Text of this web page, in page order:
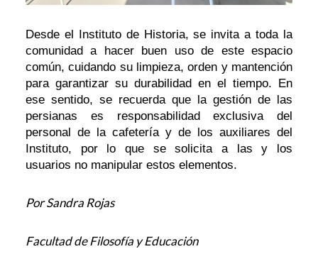
Desde el Instituto de Historia, se invita a toda la
comunidad a hacer buen uso de este espacio
común, cuidando su limpieza, orden y mantención
para garantizar su durabilidad en el tiempo. En
ese sentido, se recuerda que la gestión de las
persianas es responsabilidad exclusiva del
personal de la cafetería y de los auxiliares del
Instituto, por lo que se solicita a las y los
usuarios no manipular estos elementos.
Por Sandra Rojas
Facultad de Filosofía y Educación